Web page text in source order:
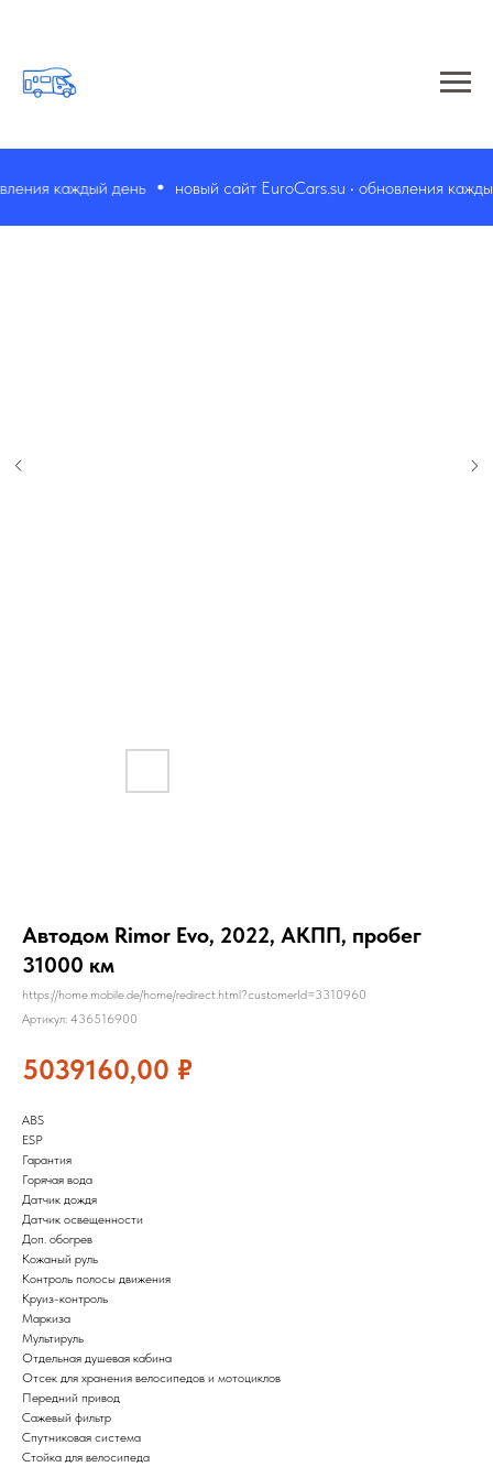
каждый день новый сайт EuroCars.su • обновления каждый
Автодом Rimor Evo, 2022, АКПП, пробег
31000 км
https://home.mobile.de/home/redirect.html?customerId=3310960
Артикул: 436516900
5039160,00 ₽
ABS
ESP
Гарантия
Горячая вода
Датчик дождя
Датчик освещенности
Доп. обогрев
Кожаный руль
Контроль полосы движения
Круиз-контроль
Маркиза
Мультируль
Отдельная душевая кабина
Отсек для хранения велосипедов и мотоциклов
Передний привод
Сажевый фильтр
Спутниковая система
Стойка для велосипеда